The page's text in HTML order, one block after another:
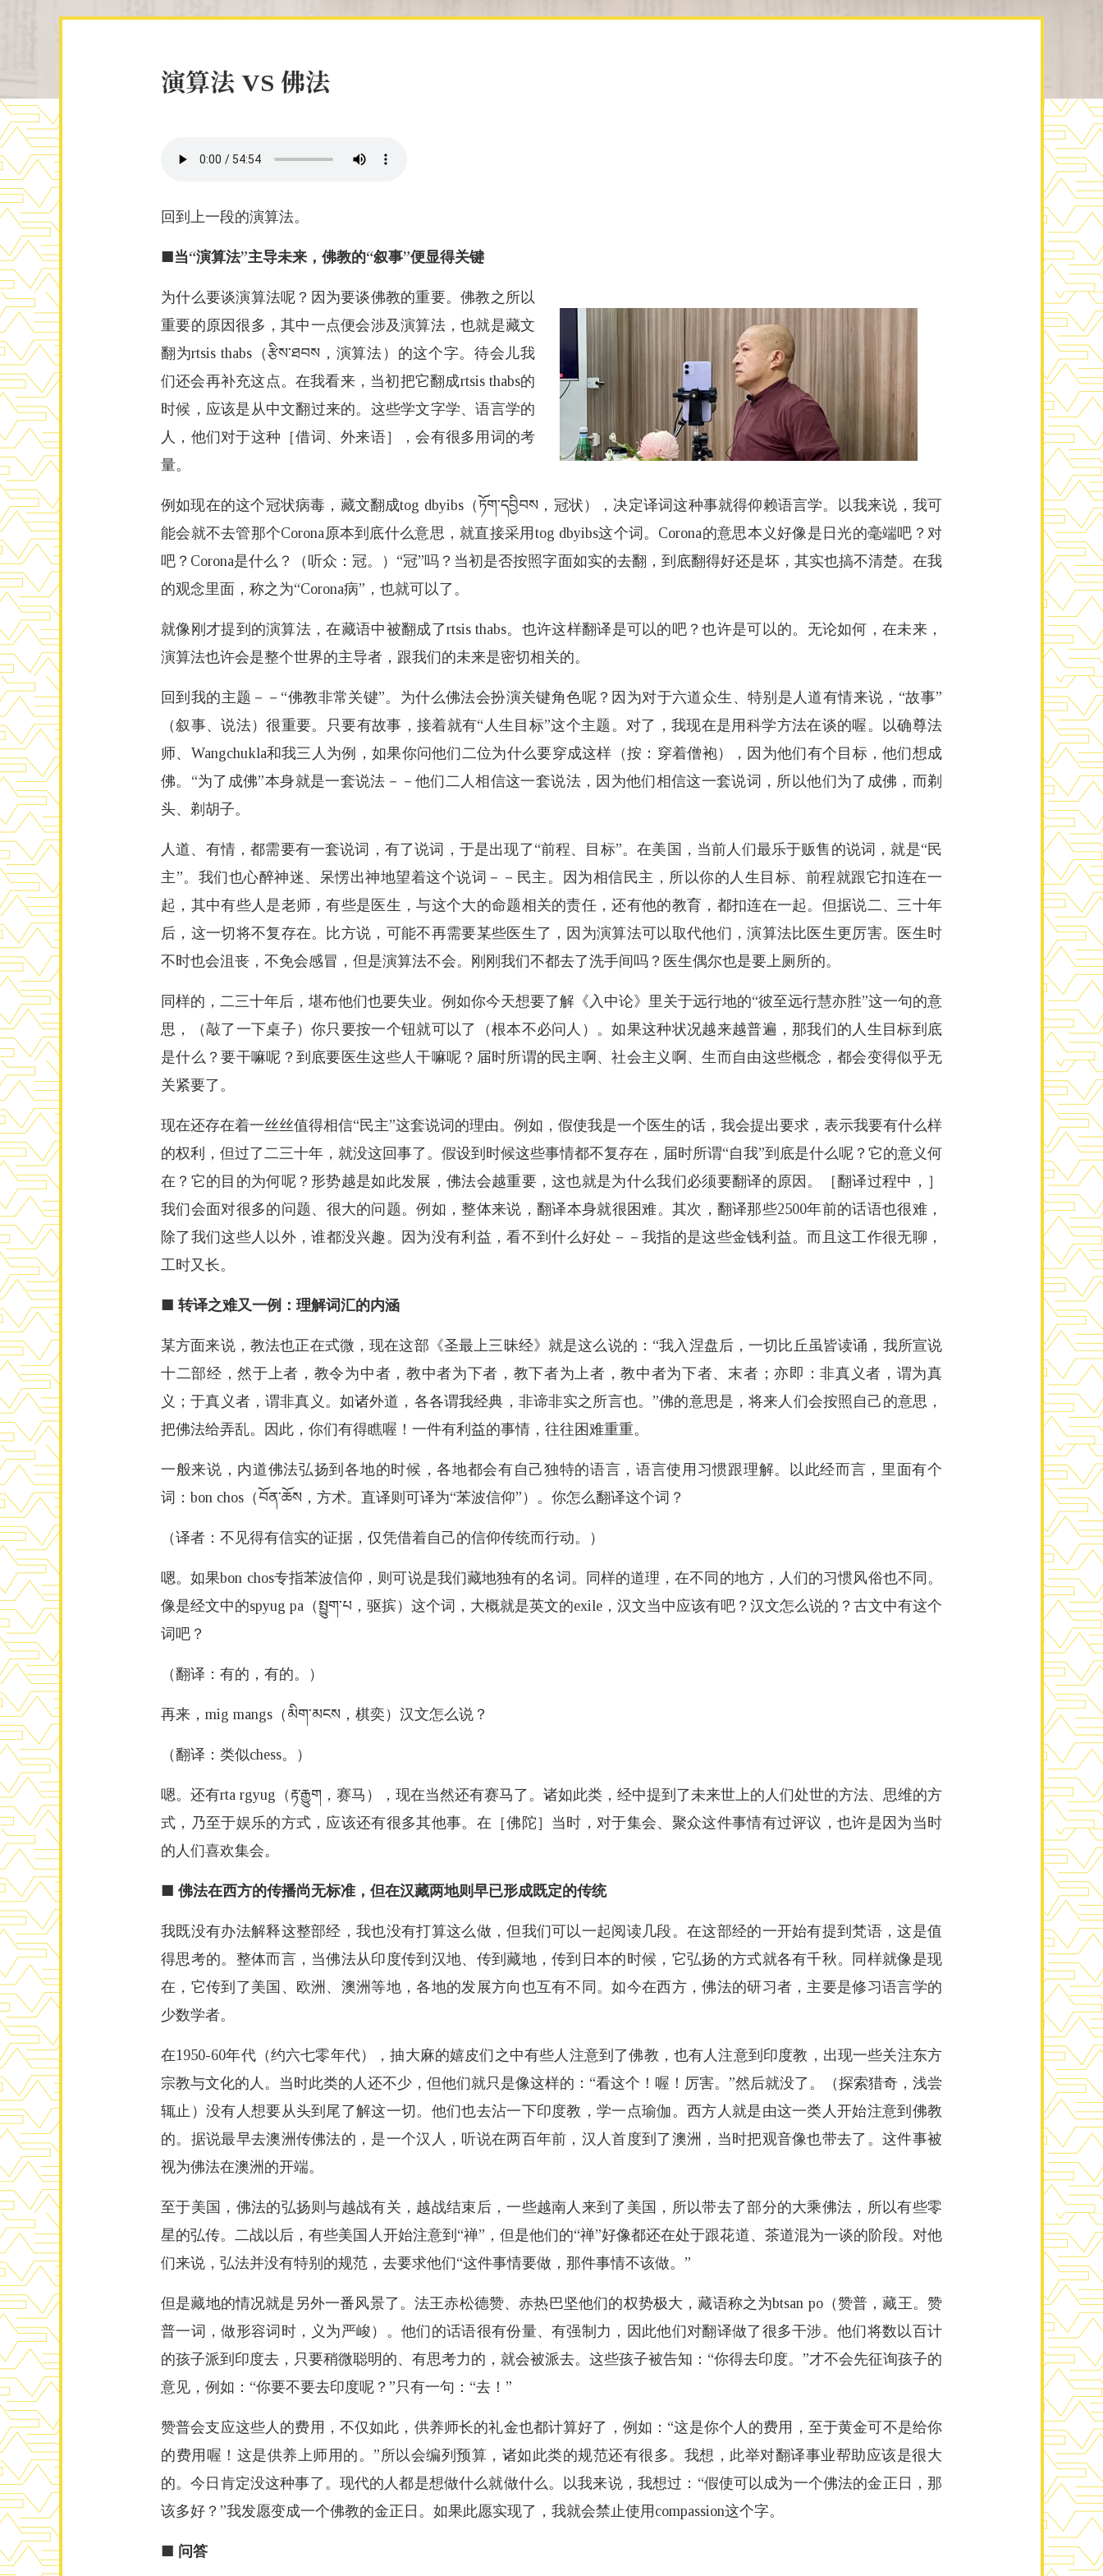
演算法 VS 佛法
回到上一段的演算法。
■当“演算法”主导未来，佛教的“叙事”便显得关键
为什么要谈演算法呢？因为要谈佛教的重要。佛教之所以
重要的原因很多，其中一点便会涉及演算法，也就是藏文
翻为rtsis thabs（རྩིས་ཐབས，演算法）的这个字。待会儿我
们还会再补充这点。在我看来，当初把它翻成rtsis thabs的
时候，应该是从中文翻过来的。这些学文字学、语言学的
人，他们对于这种［借词、外来语］，会有很多用词的考
量。
例如现在的这个冠状病毒，藏文翻成tog dbyibs（ཏོག་དབྱིབས，冠状），决定译词这种事就得仰赖语言学。以我来说，我可
能会就不去管那个Corona原本到底什么意思，就直接采用tog dbyibs这个词。Corona的意思本义好像是日光的毫端吧？对
吧？Corona是什么？（听众：冠。）“冠”吗？当初是否按照字面如实的去翻，到底翻得好还是坏，其实也搞不清楚。在我
的观念里面，称之为“Corona病”，也就可以了。
就像刚才提到的演算法，在藏语中被翻成了rtsis thabs。也许这样翻译是可以的吧？也许是可以的。无论如何，在未来，
演算法也许会是整个世界的主导者，跟我们的未来是密切相关的。
回到我的主题－－“佛教非常关键”。为什么佛法会扮演关键角色呢？因为对于六道众生、特别是人道有情来说，“故事”
（叙事、说法）很重要。只要有故事，接着就有“人生目标”这个主题。对了，我现在是用科学方法在谈的喔。以确尊法
师、Wangchukla和我三人为例，如果你问他们二位为什么要穿成这样（按：穿着僧袍），因为他们有个目标，他们想成
佛。“为了成佛”本身就是一套说法－－他们二人相信这一套说法，因为他们相信这一套说词，所以他们为了成佛，而剃
头、剃胡子。
人道、有情，都需要有一套说词，有了说词，于是出现了“前程、目标”。在美国，当前人们最乐于贩售的说词，就是“民
主”。我们也心醉神迷、呆愣出神地望着这个说词－－民主。因为相信民主，所以你的人生目标、前程就跟它扣连在一
起，其中有些人是老师，有些是医生，与这个大的命题相关的责任，还有他的教育，都扣连在一起。但据说二、三十年
后，这一切将不复存在。比方说，可能不再需要某些医生了，因为演算法可以取代他们，演算法比医生更厉害。医生时
不时也会沮丧，不免会感冒，但是演算法不会。刚刚我们不都去了洗手间吗？医生偶尔也是要上厕所的。
同样的，二三十年后，堪布他们也要失业。例如你今天想要了解《入中论》里关于远行地的“彼至远行慧亦胜”这一句的意
思，（敲了一下桌子）你只要按一个钮就可以了（根本不必问人）。如果这种状况越来越普遍，那我们的人生目标到底
是什么？要干嘛呢？到底要医生这些人干嘛呢？届时所谓的民主啊、社会主义啊、生而自由这些概念，都会变得似乎无
关紧要了。
现在还存在着一丝丝值得相信“民主”这套说词的理由。例如，假使我是一个医生的话，我会提出要求，表示我要有什么样
的权利，但过了二三十年，就没这回事了。假设到时候这些事情都不复存在，届时所谓“自我”到底是什么呢？它的意义何
在？它的目的为何呢？形势越是如此发展，佛法会越重要，这也就是为什么我们必须要翻译的原因。［翻译过程中，］
我们会面对很多的问题、很大的问题。例如，整体来说，翻译本身就很困难。其次，翻译那些2500年前的话语也很难，
除了我们这些人以外，谁都没兴趣。因为没有利益，看不到什么好处－－我指的是这些金钱利益。而且这工作很无聊，
工时又长。
■ 转译之难又一例：理解词汇的内涵
某方面来说，教法也正在式微，现在这部《圣最上三昧经》就是这么说的：“我入涅盘后，一切比丘虽皆读诵，我所宣说
十二部经，然于上者，教令为中者，教中者为下者，教下者为上者，教中者为下者、末者；亦即：非真义者，谓为真
义；于真义者，谓非真义。如诸外道，各各谓我经典，非谛非实之所言也。”佛的意思是，将来人们会按照自己的意思，
把佛法给弄乱。因此，你们有得瞧喔！一件有利益的事情，往往困难重重。
一般来说，内道佛法弘扬到各地的时候，各地都会有自己独特的语言，语言使用习惯跟理解。以此经而言，里面有个
词：bon chos（བོན་ཆོས，方术。直译则可译为“苯波信仰”）。你怎么翻译这个词？
（译者：不见得有信实的证据，仅凭借着自己的信仰传统而行动。）
嗯。如果bon chos专指苯波信仰，则可说是我们藏地独有的名词。同样的道理，在不同的地方，人们的习惯风俗也不同。
像是经文中的spyug pa（སྤྱུག་པ，驱摈）这个词，大概就是英文的exile，汉文当中应该有吧？汉文怎么说的？古文中有这个
词吧？
（翻译：有的，有的。）
再来，mig mangs（མིག་མངས，棋奕）汉文怎么说？
（翻译：类似chess。）
嗯。还有rta rgyug（རྟ་རྒྱུག，赛马），现在当然还有赛马了。诸如此类，经中提到了未来世上的人们处世的方法、思维的方
式，乃至于娱乐的方式，应该还有很多其他事。在［佛陀］当时，对于集会、聚众这件事情有过评议，也许是因为当时
的人们喜欢集会。
■ 佛法在西方的传播尚无标准，但在汉藏两地则早已形成既定的传统
我既没有办法解释这整部经，我也没有打算这么做，但我们可以一起阅读几段。在这部经的一开始有提到梵语，这是值
得思考的。整体而言，当佛法从印度传到汉地、传到藏地，传到日本的时候，它弘扬的方式就各有千秋。同样就像是现
在，它传到了美国、欧洲、澳洲等地，各地的发展方向也互有不同。如今在西方，佛法的研习者，主要是修习语言学的
少数学者。
在1950-60年代（约六七零年代），抽大麻的嬉皮们之中有些人注意到了佛教，也有人注意到印度教，出现一些关注东方
宗教与文化的人。当时此类的人还不少，但他们就只是像这样的：“看这个！喔！厉害。”然后就没了。（探索猎奇，浅尝
辄止）没有人想要从头到尾了解这一切。他们也去沾一下印度教，学一点瑜伽。西方人就是由这一类人开始注意到佛教
的。据说最早去澳洲传佛法的，是一个汉人，听说在两百年前，汉人首度到了澳洲，当时把观音像也带去了。这件事被
视为佛法在澳洲的开端。
至于美国，佛法的弘扬则与越战有关，越战结束后，一些越南人来到了美国，所以带去了部分的大乘佛法，所以有些零
星的弘传。二战以后，有些美国人开始注意到“禅”，但是他们的“禅”好像都还在处于跟花道、茶道混为一谈的阶段。对他
们来说，弘法并没有特别的规范，去要求他们“这件事情要做，那件事情不该做。”
但是藏地的情况就是另外一番风景了。法王赤松德赞、赤热巴坚他们的权势极大，藏语称之为btsan po（赞普，藏王。赞
普一词，做形容词时，义为严峻）。他们的话语很有份量、有强制力，因此他们对翻译做了很多干涉。他们将数以百计
的孩子派到印度去，只要稍微聪明的、有思考力的，就会被派去。这些孩子被告知：“你得去印度。”才不会先征询孩子的
意见，例如：“你要不要去印度呢？”只有一句：“去！”
赞普会支应这些人的费用，不仅如此，供养师长的礼金也都计算好了，例如：“这是你个人的费用，至于黄金可不是给你
的费用喔！这是供养上师用的。”所以会编列预算，诸如此类的规范还有很多。我想，此举对翻译事业帮助应该是很大
的。今日肯定没这种事了。现代的人都是想做什么就做什么。以我来说，我想过：“假使可以成为一个佛法的金正日，那
该多好？”我发愿变成一个佛教的金正日。如果此愿实现了，我就会禁止使用compassion这个字。
■ 问答